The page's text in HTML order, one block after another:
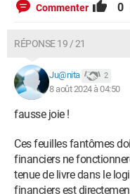
Commenter 0
RÉPONSE 19 / 21
Ju@nita 2
8 août 2024 à 04:50
fausse joie !
Ces feuilles fantômes
financiers ne
tenue de livre dans le
financiers est